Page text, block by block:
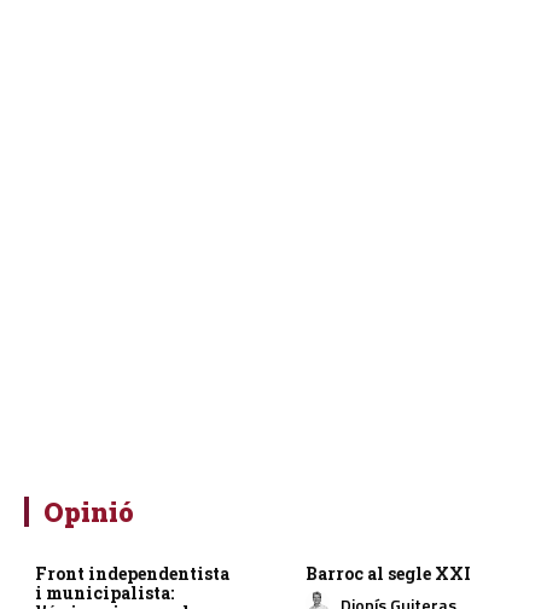
Opinió
Front independentista
i municipalista:
Barroc al segle XXI